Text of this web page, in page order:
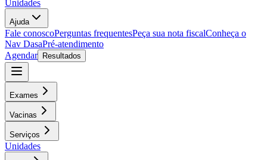
Unidades
Ajuda
Fale conoscoPerguntas frequentesPeça sua nota fiscalConheça o
Nav DasaPré-atendimento
Agendar
Resultados
Exames
Vacinas
Serviços
Unidades